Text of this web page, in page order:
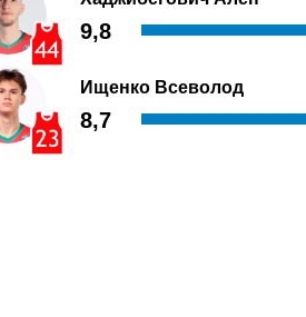
9,8
Ищенко Всеволод
8,7